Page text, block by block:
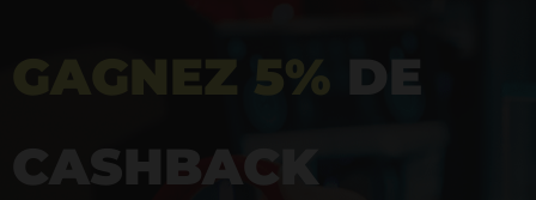
GAGNEZ 5% DE
CASHBACK